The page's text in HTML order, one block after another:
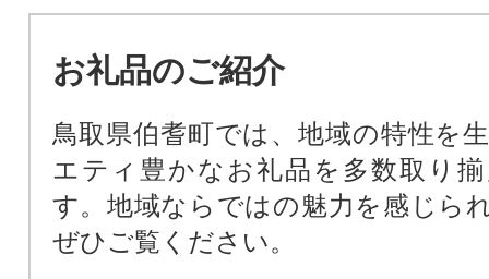
お礼品のご紹介
鳥取県伯耆町では、地域の特性を
エティ豊かなお礼品を多数取り
す。地域ならではの魅力を感じら
ぜひご覧ください。